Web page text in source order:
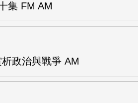
集 FM AM
政治與戰爭 AM